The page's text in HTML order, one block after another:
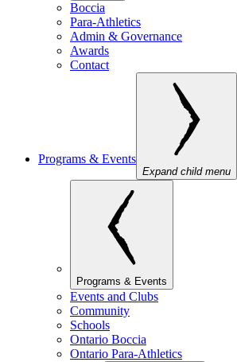
Boccia
Para-Athletics
Admin & Governance
Awards
Contact
Programs & Events
Expand child menu
Programs & Events
Events and Clubs
Community
Schools
Ontario Boccia
Ontario Para-Athletics